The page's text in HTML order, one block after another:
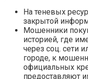
На теневых
закрытой
Мошенники
историей, где
через соц. сети
городе, к
официальных
предоставляют